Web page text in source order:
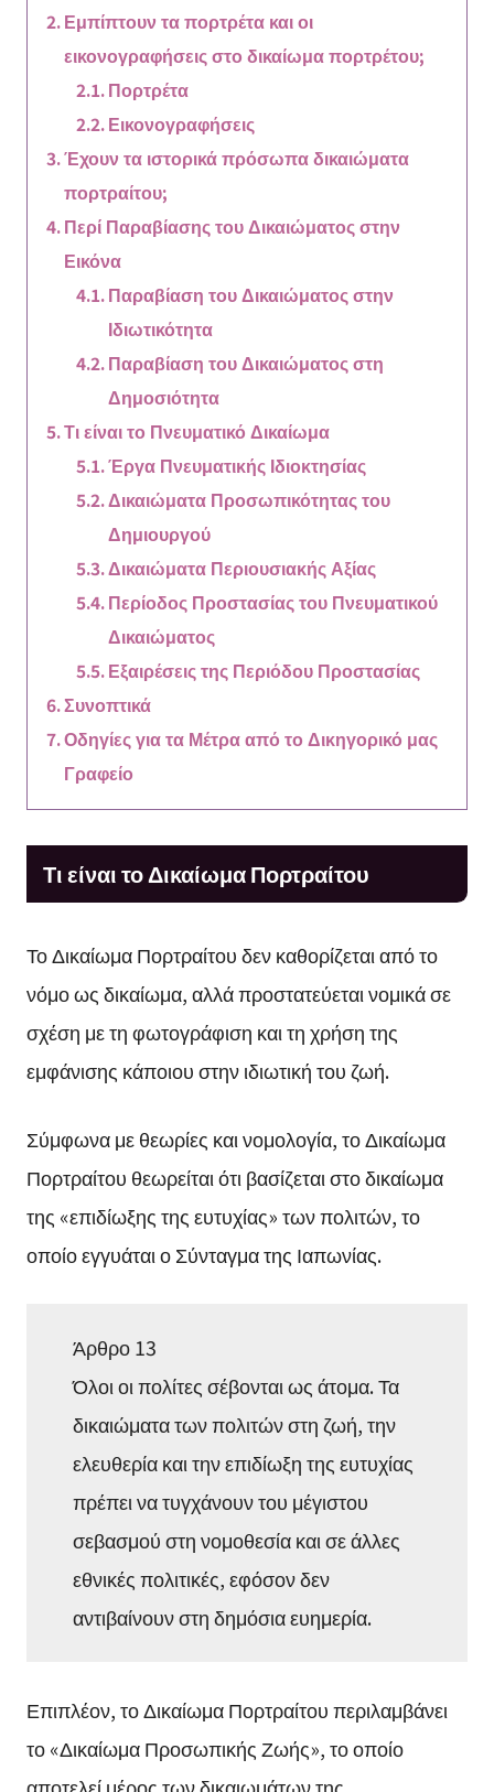
Εμπίπτουν τα πορτρέτα και οι
εικονογραφήσεις στο δικαίωμα πορτρέτου;
Πορτρέτα
Εικονογραφήσεις
Έχουν τα ιστορικά πρόσωπα δικαιώματα
πορτραίτου;
Περί Παραβίασης του Δικαιώματος στην
Εικόνα
Παραβίαση του Δικαιώματος στην
Ιδιωτικότητα
Παραβίαση του Δικαιώματος στη
Δημοσιότητα
Τι είναι το Πνευματικό Δικαίωμα
Έργα Πνευματικής Ιδιοκτησίας
Δικαιώματα Προσωπικότητας του
Δημιουργού
Δικαιώματα Περιουσιακής Αξίας
Περίοδος Προστασίας του Πνευματικού
Δικαιώματος
Εξαιρέσεις της Περιόδου Προστασίας
Συνοπτικά
Οδηγίες για τα Μέτρα από το Δικηγορικό μας
Γραφείο
Τι είναι το Δικαίωμα Πορτραίτου
Το Δικαίωμα Πορτραίτου δεν καθορίζεται από το
νόμο ως δικαίωμα, αλλά προστατεύεται νομικά σε
σχέση με τη φωτογράφιση και τη χρήση της
εμφάνισης κάποιου στην ιδιωτική του ζωή.
Σύμφωνα με θεωρίες και νομολογία, το Δικαίωμα
Πορτραίτου θεωρείται ότι βασίζεται στο δικαίωμα
της «επιδίωξης της ευτυχίας» των πολιτών, το
οποίο εγγυάται ο Σύνταγμα της Ιαπωνίας.
Άρθρο 13
Όλοι οι πολίτες σέβονται ως άτομα. Τα
δικαιώματα των πολιτών στη ζωή, την
ελευθερία και την επιδίωξη της ευτυχίας
πρέπει να τυγχάνουν του μέγιστου
σεβασμού στη νομοθεσία και σε άλλες
εθνικές πολιτικές, εφόσον δεν
αντιβαίνουν στη δημόσια ευημερία.
Επιπλέον, το Δικαίωμα Πορτραίτου περιλαμβάνει
το «Δικαίωμα Προσωπικής Ζωής», το οποίο